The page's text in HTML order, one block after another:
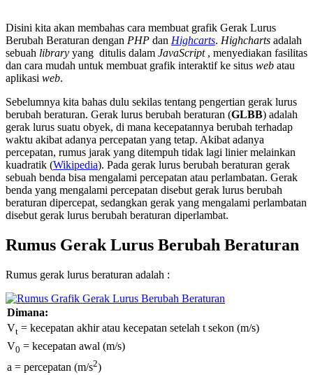
Disini kita akan membahas cara membuat grafik Gerak Lurus
Berubah Beraturan dengan PHP dan Highcarts. Highcharts adalah
sebuah library yang ditulis dalam JavaScript, menyediakan fasilitas
dan cara mudah untuk membuat grafik interaktif ke situs web atau
aplikasi web.
Sebelumnya kita bahas dulu sekilas tentang pengertian gerak lurus
berubah beraturan. Gerak lurus berubah beraturan (GLBB) adalah
gerak lurus suatu obyek, di mana kecepatannya berubah terhadap
waktu akibat adanya percepatan yang tetap. Akibat adanya
percepatan, rumus jarak yang ditempuh tidak lagi linier melainkan
kuadratik (Wikipedia). Pada gerak lurus berubah beraturan gerak
sebuah benda bisa mengalami percepatan atau perlambatan. Gerak
benda yang mengalami percepatan disebut gerak lurus berubah
beraturan dipercepat, sedangkan gerak yang mengalami perlambatan
disebut gerak lurus berubah beraturan diperlambat.
Rumus Gerak Lurus Berubah Beraturan
Rumus gerak lurus beraturan adalah :
Dimana:
Vt = kecepatan akhir atau kecepatan setelah t sekon (m/s)
V0 = kecepatan awal (m/s)
a = percepatan (m/s2)